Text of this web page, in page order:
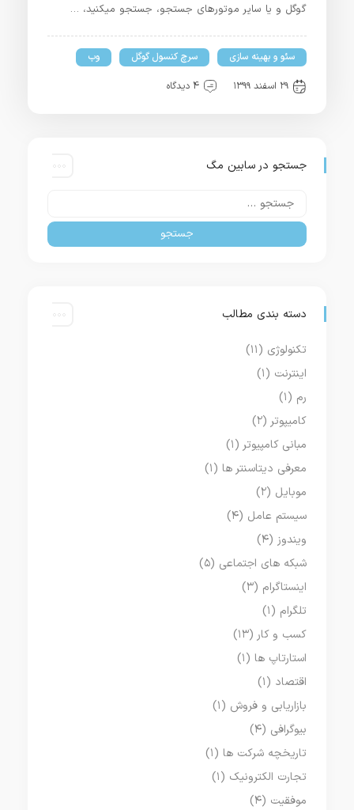
گوگل و یا سایر موتورهای جستجو، جستجو میکنید، …
سئو و بهینه سازی سرچ کنسول گوگل وب
۲۹ اسفند ۱۳۹۹ 4 دیدگاه
جستجو در سابین مگ
دسته بندی مطالب
تکنولوژی (۱۱)
اینترنت (۱)
رم (۱)
کامیپوتر (۲)
مبانی کامپیوتر (۱)
معرفی دیتاسنتر ها (۱)
موبایل (۲)
سیستم عامل (۴)
ویندوز (۴)
شبکه های اجتماعی (۵)
اینستاگرام (۳)
تلگرام (۱)
کسب و کار (۱۳)
استارتاپ ها (۱)
اقتصاد (۱)
بازاریابی و فروش (۱)
بیوگرافی (۴)
تاریخچه شرکت ها (۱)
تجارت الکترونیک (۱)
موفقیت (۴)